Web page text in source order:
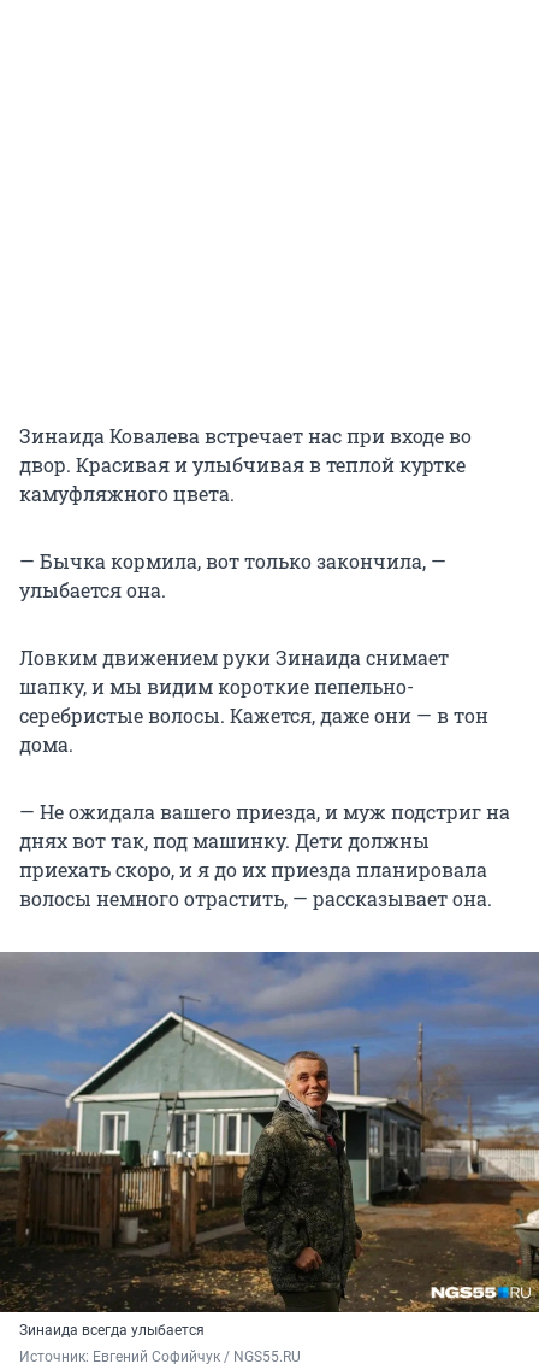
Зинаида Ковалева встречает нас при входе во
двор. Красивая и улыбчивая в теплой куртке
камуфляжного цвета.
— Бычка кормила, вот только закончила, —
улыбается она.
Ловким движением руки Зинаида снимает
шапку, и мы видим короткие пепельно-
серебристые волосы. Кажется, даже они — в тон
дома.
— Не ожидала вашего приезда, и муж подстриг на
днях вот так, под машинку. Дети должны
приехать скоро, и я до их приезда планировала
волосы немного отрастить, — рассказывает она.
Зинаида всегда улыбается
Источник: Евгений Софийчук / NGS55.RU